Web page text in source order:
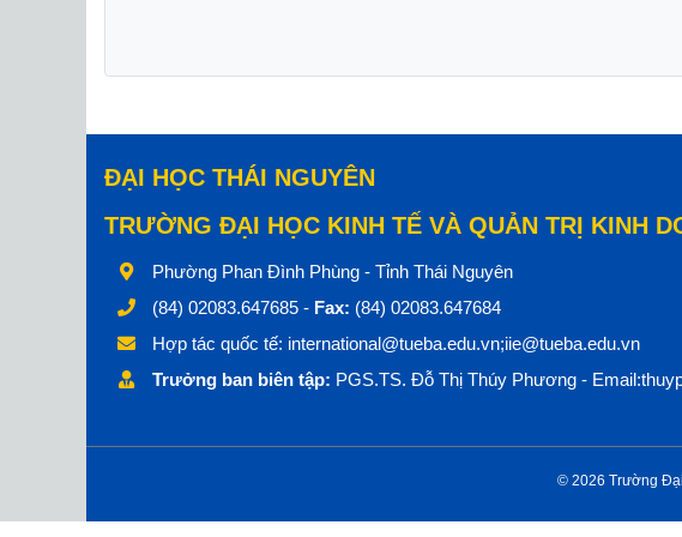
ĐẠI HỌC THÁI NGUYÊN
TRƯỜNG ĐẠI HỌC KINH TẾ VÀ QUẢN TRỊ KINH
Phường Phan Đình Phùng - Tỉnh Thái Nguyên
(84) 02083.647685 - Fax: (84) 02083.647684
Hợp tác quốc tế: international@tueba.edu.vn;iie@tueba.edu.vn
Trưởng ban biên tập: PGS.TS. Đỗ Thị Thúy Phương -
© 2026 Trường